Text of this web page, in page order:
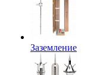
Заземление